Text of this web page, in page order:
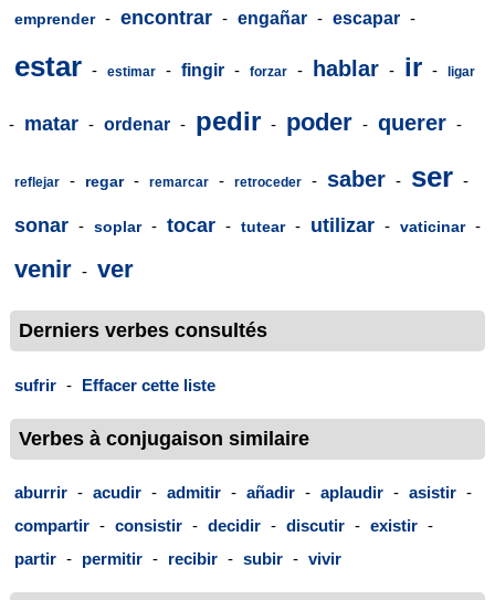
emprender - encontrar - engañar - escapar -
estar - estimar - fingir - forzar - hablar - ir - ligar
- matar - ordenar - pedir - poder - querer -
reflejar - regar - remarcar - retroceder - saber - ser -
sonar - soplar - tocar - tutear - utilizar - vaticinar -
venir - ver
Derniers verbes consultés
sufrir - Effacer cette liste
Verbes à conjugaison similaire
aburrir - acudir - admitir - añadir - aplaudir - asistir -
compartir - consistir - decidir - discutir - existir -
partir - permitir - recibir - subir - vivir